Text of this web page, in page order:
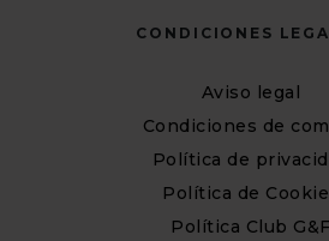
CONDICIONES
Aviso legal
Condiciones de
Política de
Política de
Política Club G&F